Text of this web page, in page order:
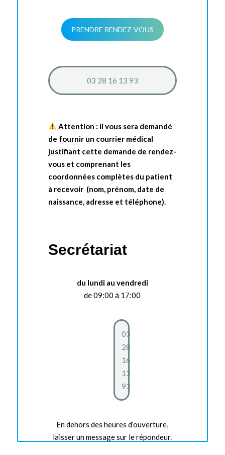
PRENDRE RENDEZ-VOUS
03 28 16 13 93
Attention : il vous sera demandé
de fournir un courrier médical
justifiant cette demande de rendez-
vous et comprenant les
coordonnées complètes du patient
à recevoir (nom, prénom, date de
naissance, adresse et téléphone).
Secrétariat
du lundi au vendredi
de 09:00 à 17:00
03
28
16
13
93
En dehors des heures d’ouverture,
laisser un message sur le répondeur.